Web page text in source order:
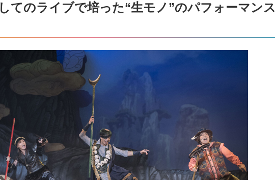
てのライブで培った“生モノ”のパフォーマンス